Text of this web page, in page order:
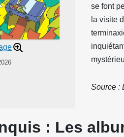
se font
la visite
Source :
: Les